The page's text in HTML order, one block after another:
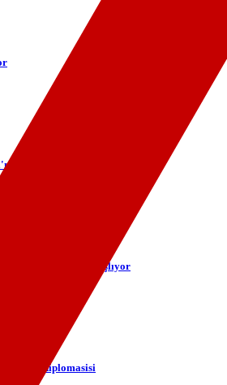
en yoğun havalimanı oldu
internet dönemi başlıyor
telefon diplomasisi